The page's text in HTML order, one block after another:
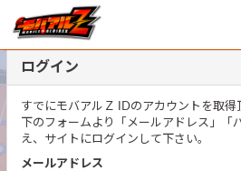
ログイン
すでにモバアルＺ IDのアカウントを取
下のフォームより「メールアドレス」「
え、サイトにログインして下さい。
メールアドレス